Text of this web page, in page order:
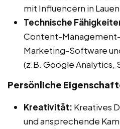
mit Influencern in
Technische
Content-
Marketing-Software
(z.B. Google Analytics,
Persönliche
Kreativität: Kreatives
und ansprechende